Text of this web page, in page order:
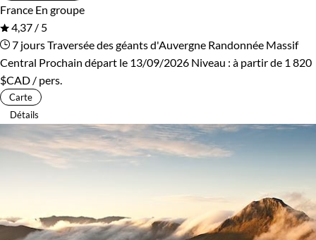
France En groupe
4,37 / 5
7 joursTraversée des géants d'Auvergne Randonnée Massif
Central Prochain départ le 13/09/2026 Niveau : à partir de 1 820
$CAD / pers.
Carte
Détails